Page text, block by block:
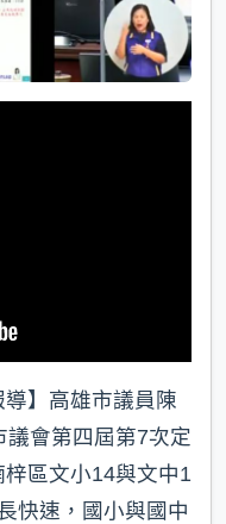
導】高雄市議員陳
會第四屆第7次定
區文小14與文中1
快速，國小與國中